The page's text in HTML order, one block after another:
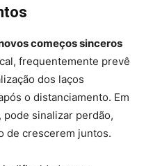
começos sinceros
frequentemente prevê
dos laços
o distanciamento. Em
sinalizar perdão,
de crescerem juntos.